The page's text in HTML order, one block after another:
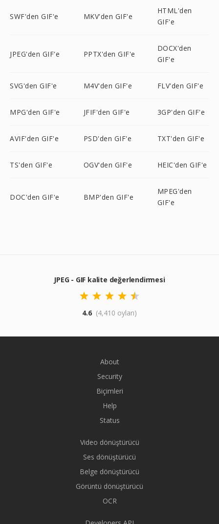
SWF'den GIF'e MKV'den GIF'e
HTML'den
GIF'e
JPEG'den GIF'e PPTX'den GIF'e
DOCX'den
GIF'e
SVG'den GIF'e M4V'den GIF'e FLV'den GIF'e
MPG'den GIF'e JFIF'den GIF'e 3GP'den GIF'e
AVIF'den GIF'e PSD'den GIF'e TXT'den GIF'e
TS'den GIF'e OGV'den GIF'e HEIC'den GIF'e
DOC'den GIF'e BMP'den GIF'e
MPEG'den
GIF'e
JPEG - GIF kalite değerlendirmesi
4.6 (4,410 oyları)
About
Security
Biçimleri
Help
Status
Video dönüştürücü
Ses dönüştürücü
Belge dönüştürücü
Görüntü dönüştürücü
OCR